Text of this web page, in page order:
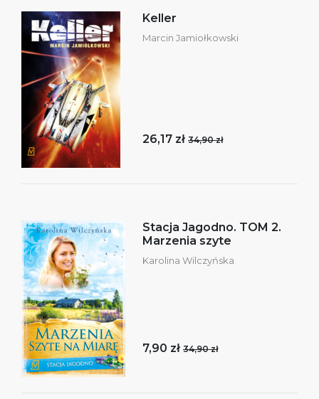
Keller
Marcin Jamiołkowski
26,17 zł 34,90 zł
Stacja Jagodno. TOM 2.
Marzenia szyte
Karolina Wilczyńska
7,90 zł 34,90 zł